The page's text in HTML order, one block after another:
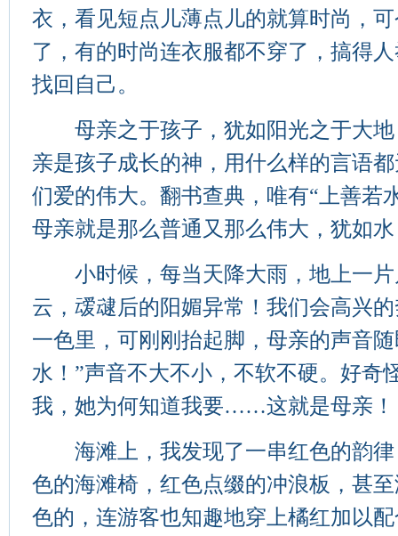
衣，看见短点儿薄点儿的就算时尚，
了，有的时尚连衣服都不穿了，搞得
找回自己。
母亲之于孩子，犹如阳光之于大地
亲是孩子成长的神，用什么样的言语
们爱的伟大。翻书查典，唯有“上善若
母亲就是那么普通又那么伟大，犹如
小时候，每当天降大雨，地上一片
云，叆叇后的阳媚异常！我们会高兴
一色里，可刚刚抬起脚，母亲的声音
水！”声音不大不小，不软不硬。好奇
我，她为何知道我要……这就是母亲！
海滩上，我发现了一串红色的韵律
色的海滩椅，红色点缀的冲浪板，甚
色的，连游客也知趣地穿上橘红加以